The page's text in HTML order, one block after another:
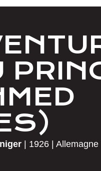
| 1926 | Allemagne